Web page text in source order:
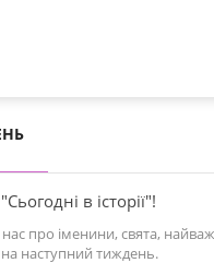
в історії"!
нас про іменини, свята,
наступний тиждень.